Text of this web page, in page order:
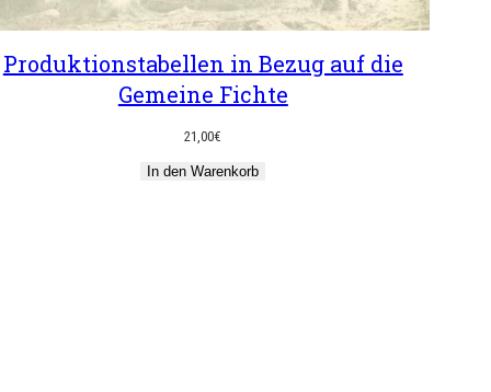
Produktionstabellen in Bezug auf die
Gemeine Fichte
21,00€
In den Warenkorb